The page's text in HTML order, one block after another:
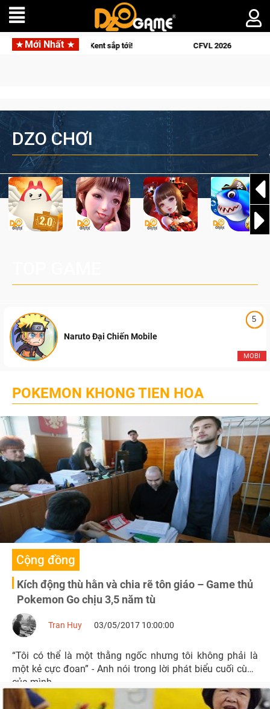
Mới Nhất
CFVL 2026 Mùa 2 khép lại với hành trình đầy cảm xúc, Team Falcons lên
DZO CHƠI
5
MOBI
Naruto Đại Chiến Mobile
POKEMON KHONG TIEN HOA
Cộng đồng
Kích động thù hằn và chia rẽ tôn giáo – Game thủ
Pokemon Go chịu 3,5 năm tù
Tran Huy 03/05/2017 10:00:00
“Tôi có thể là một thằng ngốc nhưng tôi không phải là
một kẻ cực đoan” - Anh nói trong lời phát biểu cuối cùng
của mình.